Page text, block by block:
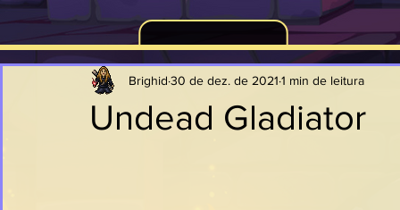
Undead Gladiator
Brighid 30 de dez. de 2021 1 min de leitura